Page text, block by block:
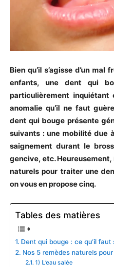
Bien qu’il s’agisse d’un
enfants, une dent qui
particulièrement inquiétant
anomalie qu’il ne faut
dent qui bouge présente
suivants : une mobilité due
saignement durant le
gencive, etc.
naturels pour traiter une
on vous en propose cinq.
Tables des matières
Dent qui bouge : ce qu’il faut
Nos 5 remèdes naturels
1) L’eau salée